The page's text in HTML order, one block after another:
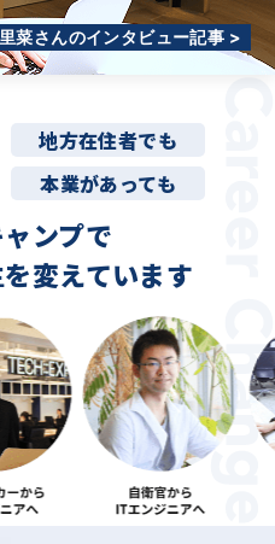
菜さんのインタビュー記事 >
地方在住者でも
本業があっても
ンプで
変えています